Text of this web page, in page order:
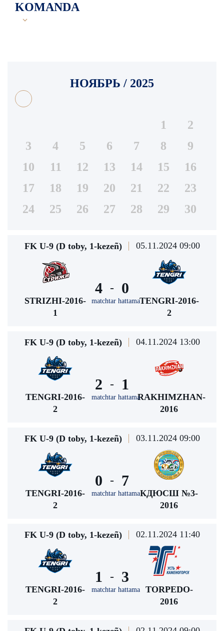
KOMANDA
НОЯБРЬ / 2025
1
2
3
4 5 6 7 8
9
10
11 12 13 14 15
16
17
18 19 20 21 22
23
24
25 26 27 28 29 30
FK U-9 (D toby, 1-kezeñ) 05.11.2024 09:00
STRIZHI-2016-
1
4 -
matchtar hattama
0
TENGRI-2016-
2
FK U-9 (D toby, 1-kezeñ) 04.11.2024 13:00
TENGRI-2016-
2
2 -
matchtar hattama
1
RAKHIMZHAN-
2016
FK U-9 (D toby, 1-kezeñ) 03.11.2024 09:00
TENGRI-2016-
2
0 -
matchtar hattama
7
КДЮСШ №3-
2016
FK U-9 (D toby, 1-kezeñ) 02.11.2024 11:40
TENGRI-2016-
2
1 -
matchtar hattama
3
TORPEDO-
2016